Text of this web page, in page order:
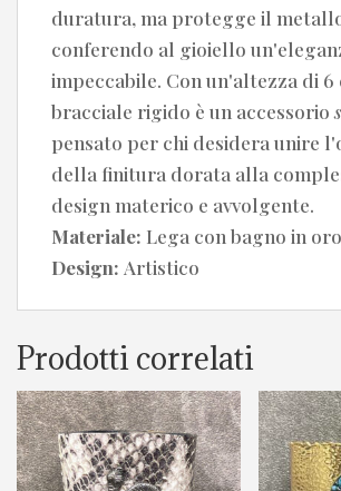
duratura, ma protegge il
conferendo al gioiello
impeccabile. Con un'altezza di 6
bracciale rigido è un accessorio
pensato per chi desidera unire
della finitura dorata alla
design materico e avvolgente.
Materiale: Lega con bagno in
Design: Artistico
Prodotti correlati